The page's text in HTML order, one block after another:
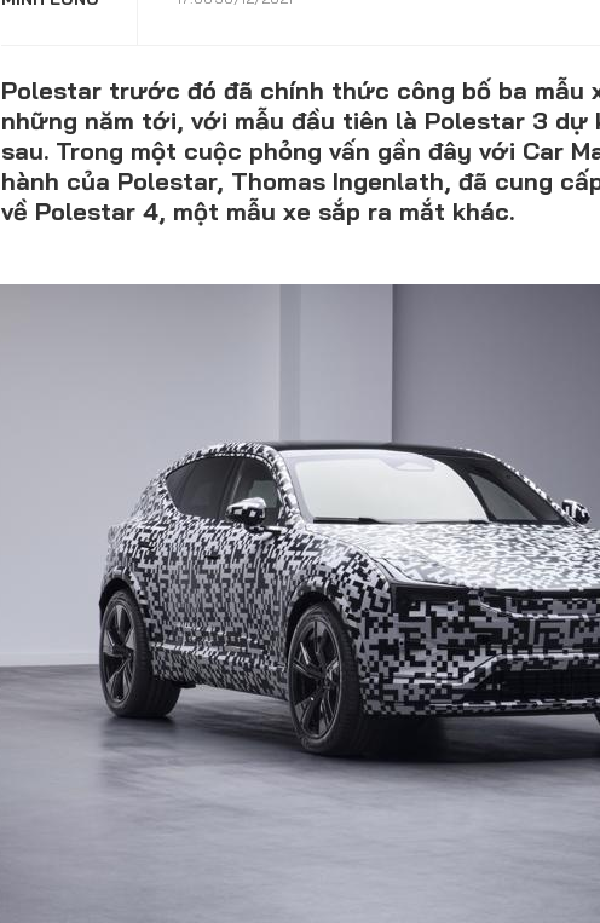
Hỏi đáp
DÒNG XE
CONTACT US
024 32055868 / 0913070809
automotorvn@hemera.vn
Polestar trước đó đã chính thức công bố ba mẫu
những năm tới, với mẫu đầu tiên là Polestar 3 dự
sau. Trong một cuộc phỏng vấn gần đây với Car
hành của Polestar, Thomas Ingenlath, đã cung
về Polestar 4, một mẫu xe sắp ra mắt khác.